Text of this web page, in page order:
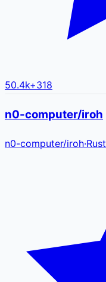
50.4k+318
n0-computer/iroh
n0-computer/iroh·Rust